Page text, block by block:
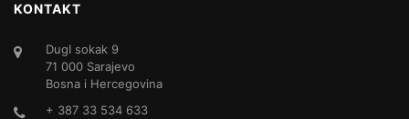
KONTAKT
DugI sokak 9
71 000 Sarajevo
Bosna i Hercegovina
+ 387 33 534 633